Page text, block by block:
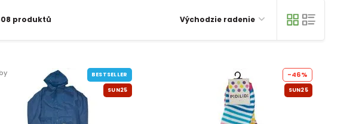
produktů Východzie radenie
BESTSELLER
SUN25
-46%
SUN25